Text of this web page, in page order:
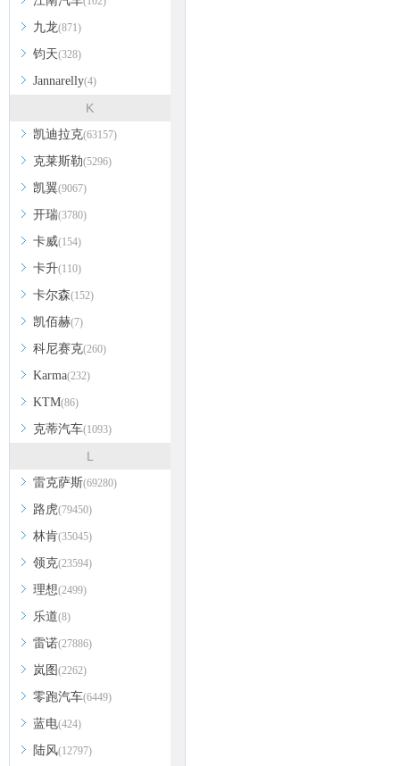
九龙(871)
钧天(328)
Jannarelly(4)
K
凯迪拉克(63157)
克莱斯勒(5296)
凯翼(9067)
开瑞(3780)
卡威(154)
卡升(110)
卡尔森(152)
凯佰赫(7)
科尼赛克(260)
Karma(232)
KTM(86)
克蒂汽车(1093)
L
雷克萨斯(69280)
路虎(79450)
林肯(35045)
领克(23594)
理想(2499)
乐道(8)
雷诺(27886)
岚图 (2262)
零跑汽车(6449)
蓝电(424)
陆风(12797)